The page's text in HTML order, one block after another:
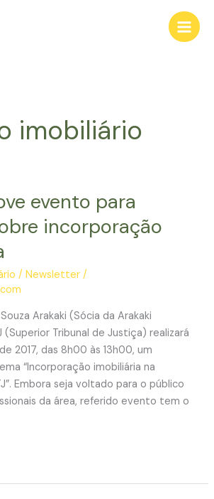
imobiliário
evento para
incorporação
/Newsletter /
Arakaki (Sócia da Arakaki
(Superior Tribunal de Justiça) realizará
2017, das 8h00 às 13h00, um
“Incorporação imobiliária na
Embora seja voltado para o público
da área, referido evento tem o